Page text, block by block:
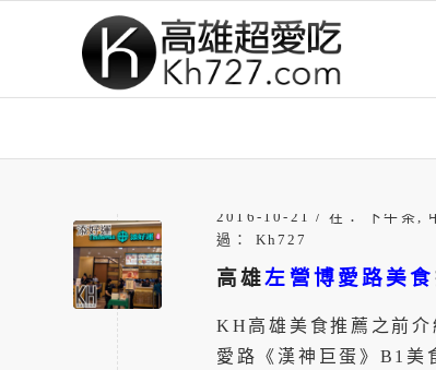
2016-10-21 / 在： 下午茶,
過： Kh727
高雄左營博愛路美食
KH高雄美食推薦之前
愛路《漢神巨蛋》B1美